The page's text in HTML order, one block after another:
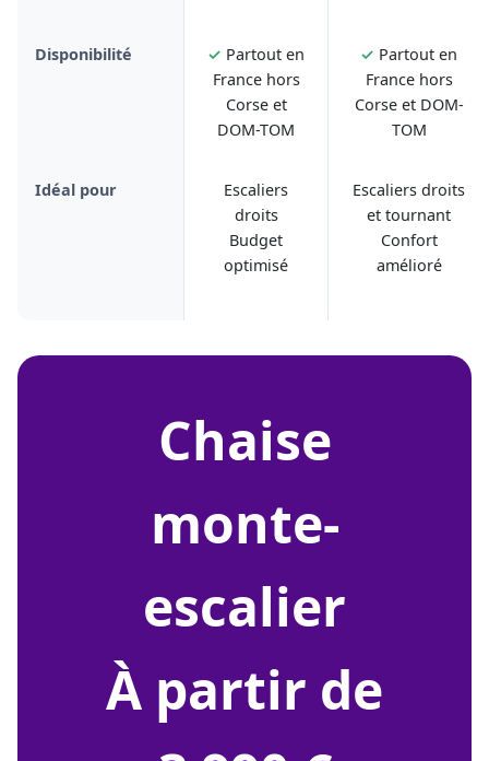
Disponibilité ✓ Partout en
France hors
Corse et
DOM-TOM
✓ Partout en
France hors
Corse et DOM-
TOM
Idéal pour
Escaliers
droits
Budget
optimisé
Escaliers droits
et tournant
Confort
amélioré
chaise
monte-
escalier
À partir de